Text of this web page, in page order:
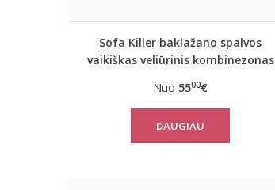
Sofa Killer baklažano spalvos
vaikiškas veliūrinis kombinezonas
Nuo 5500€
DAUGIAU